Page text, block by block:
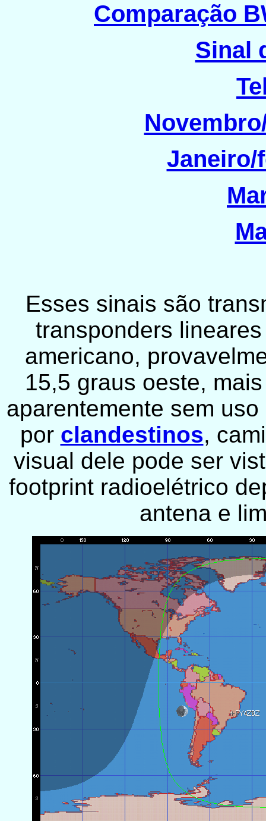
Comparação
Sinal
Janeiro/
Esses sinais são
transponders
americano,
15,5 graus oeste,
aparentemente sem
por clandestinos,
visual dele pode ser
footprint radioelétrico
antena e